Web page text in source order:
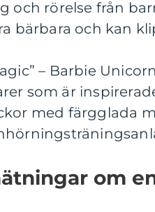
och rörelse från
bärbara och kan
– Barbie
som är
med färgglada
om